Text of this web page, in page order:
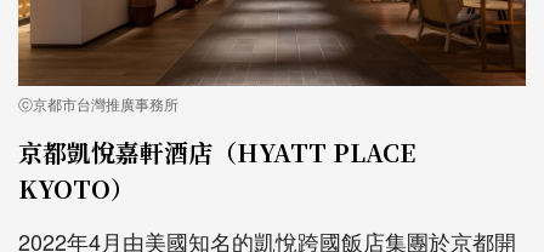
ⓒ京都市台灣推廣事務所
京都凱悅嘉軒酒店（HYATT PLACE
KYOTO）
2022年4月由美國知名的凱悅跨國飯店集團於京都開